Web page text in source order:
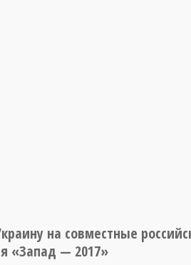
на совместные
«Запад — 2017»